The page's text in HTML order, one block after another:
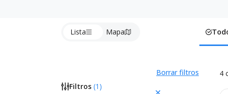
Lista Mapa
Filtros (1 )
Borrar filtros 4